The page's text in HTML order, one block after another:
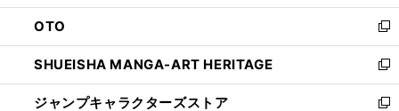
ウ
で
開
く
ン
ド
ウ
で
開
く
OTO
新
し
い
ウ
ィ
SHUEISHA MANGA-ART HERITAGE
新
し
い
ジャンプキャラクターズストア
新